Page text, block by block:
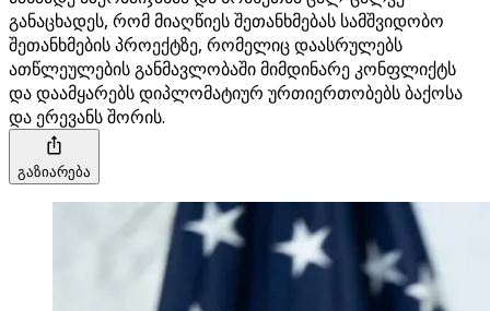
განაცხადეს, რომ მიაღწიეს შეთანხმებას სამშვიდობო
შეთანხმების პროექტზე, რომელიც დაასრულებს
ათწლეულების განმავლობაში მიმდინარე კონფლიქტს
და დაამყარებს დიპლომატიურ ურთიერთობებს ბაქოსა
და ერევანს შორის.
გაზიარება